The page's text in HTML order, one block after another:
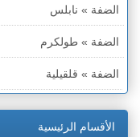
الضفة » نابلس
الضفة » طولكرم
الضفة » قلقيلية
الأقسام الرئيسية